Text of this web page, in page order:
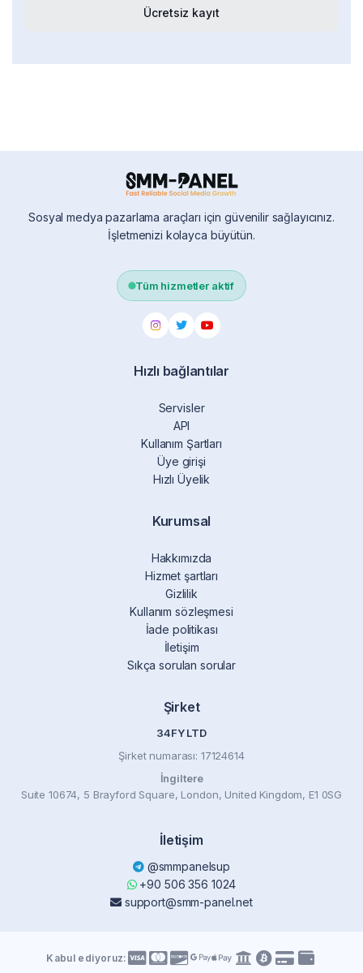
Ücretsiz kayıt
Sosyal medya pazarlama araçları için güvenilir sağlayıcınız.
İşletmenizi kolayca büyütün.
Tüm hizmetler aktif
Hızlı bağlantılar
Servisler
API
Kullanım Şartları
Üye girişi
Hızlı Üyelik
Kurumsal
Hakkımızda
Hizmet şartları
Gizlilik
Kullanım sözleşmesi
İade politikası
İletişim
Sıkça sorulan sorular
Şirket
34FY LTD
Şirket numarası: 17124614
İngiltere
Suite 10674, 5 Brayford Square, London, United Kingdom, E1 0SG
İletişim
@smmpanelsup
+90 506 356 1024
support@smm-panel.net
Kabul ediyoruz: